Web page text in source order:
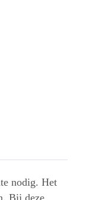
nodig. Het
Bij deze